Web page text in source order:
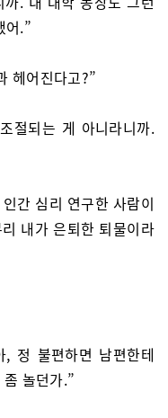
어.”
헤어진다고?”
절되는 게 아니라니까.
간 심리 연구한 사람이
내가 은퇴한 퇴물이라
정 불편하면 남편한테
놀던가.”